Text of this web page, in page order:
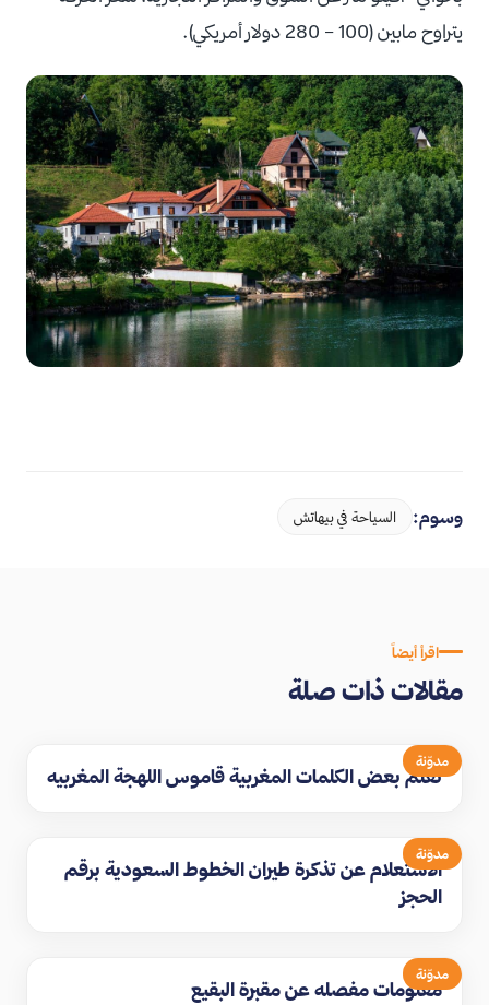
يتراوح مابين (100 – 280 دولار أمريكي).
وسوم: السياحة في بيهاتش
اقرأ أيضاً
مقالات ذات صلة
مدوّنة
تعلم بعض الكلمات المغربية قاموس اللهجة المغربيه
مدوّنة
الاستعلام عن تذكرة طيران الخطوط السعودية برقم
الحجز
مدوّنة
معلومات مفصله عن مقبرة البقيع